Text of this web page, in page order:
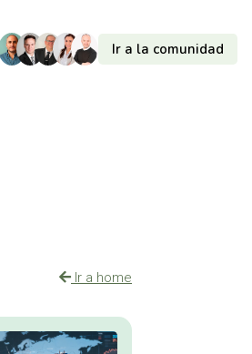
Ir a la comunidad
Ir a home